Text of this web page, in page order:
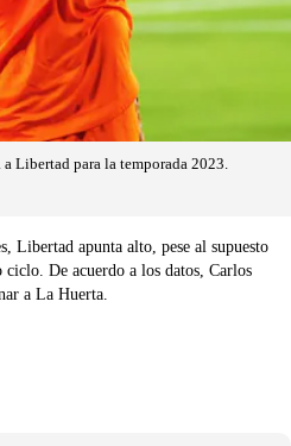
Libertad para la temporada 2023.
Libertad apunta alto, pese al supuesto
De acuerdo a los datos, Carlos
a La Huerta.